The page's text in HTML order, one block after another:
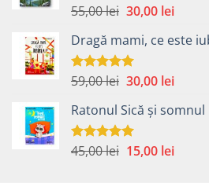
Evaluat la
55,00lei Prețul
a
fost:
55,00 lei.
30,00 leiPrețul
este:
Dragă mami, ce este
Evaluat la
59,00lei Prețul
a
fost:
59,00 lei.
30,00 leiPrețul
este:
Ratonul Sică și
Evaluat la
45,00lei Prețul
15,00 leiPrețul